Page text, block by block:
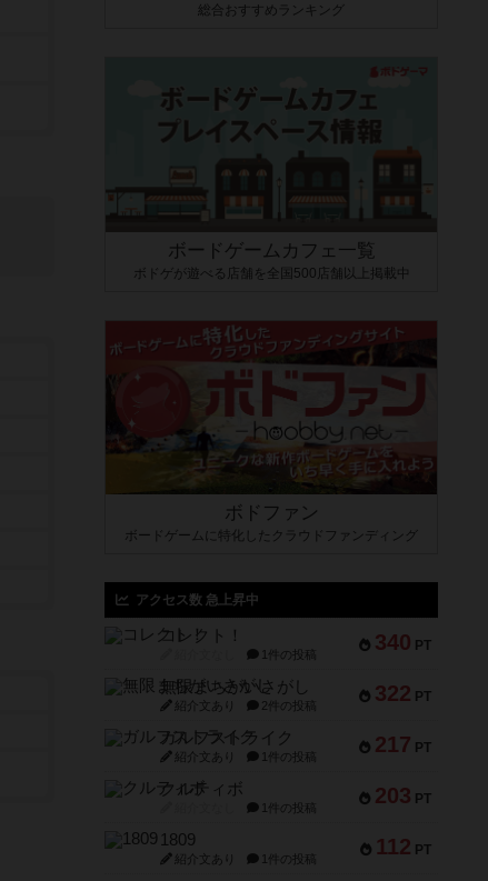
総合おすすめランキング
ボードゲームカフェ一覧
ボドゲが遊べる店舗を全国500店舗以上掲載中
ボドファン
ボードゲームに特化したクラウドファンディング
アクセス数 急上昇中
340 PT
コレクト！
1件の投稿
322 PT
無限まちがいさがし
紹介文あり 2件の投稿
217 PT
ガルフストライク
紹介文あり 1件の投稿
203 PT
クルティボ
1件の投稿
112 PT
1809
紹介文あり 1件の投稿